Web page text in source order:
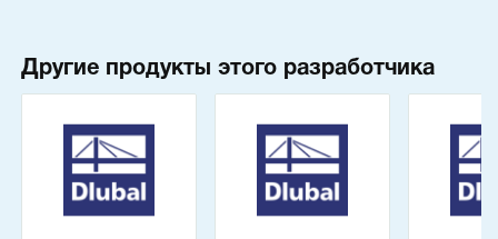
Другие продукты этого разработчика